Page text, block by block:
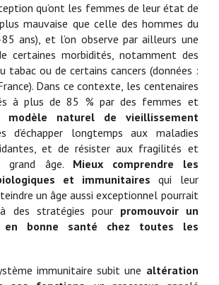
qu’ont les femmes de leur état de
mauvaise que celle des hommes du
ans), et l’on observe par ailleurs une
certaines morbidités, notamment des
tabac ou de certains cancers (données :
Dans ce contexte, les centenaires
à plus de 85 % par des femmes et
modèle naturel de vieillissement
d’échapper longtemps aux maladies
et de résister aux fragilités et
grand âge. Mieux comprendre les
et immunitaires qui leur
un âge aussi exceptionnel pourrait
des stratégies pour promouvoir un
en bonne santé chez toutes les
immunitaire subit une altération